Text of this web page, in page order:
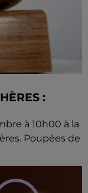
:
à 10h00 à la
Poupées de